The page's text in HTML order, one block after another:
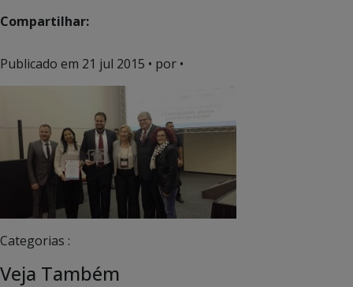
Compartilhar:
Publicado em 21 jul 2015 • por •
Categorias :
Veja Também